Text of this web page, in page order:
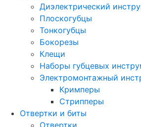
Диэлектрический
Плоскогубцы
Тонкогубцы
Бокорезы
Клещи
Наборы губцевых
Электромонтажный
Кримперы
Стрипперы
Отвертки и биты
Отвертки